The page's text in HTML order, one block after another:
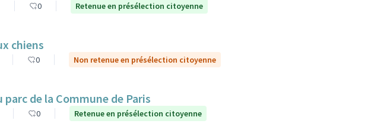
0 Retenue en présélection citoyenne
chiens
0 Non retenue en présélection citoyenne
de la Commune de Paris
0 Retenue en présélection citoyenne